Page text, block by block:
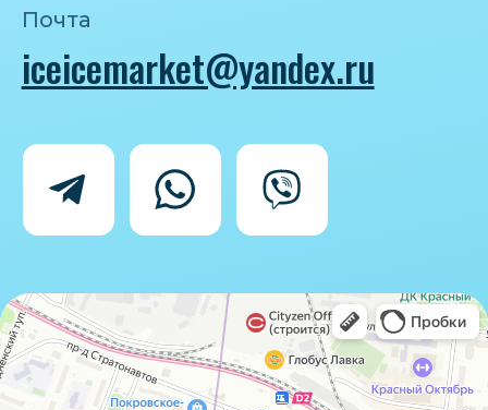
Политика конфиденциальности
IceIceMarket © 2025